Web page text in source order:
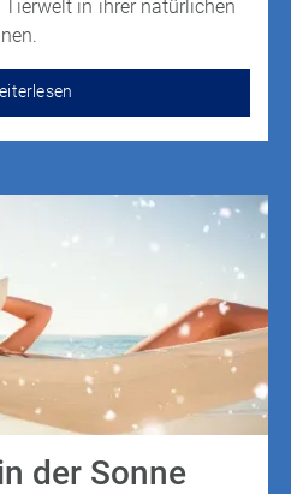
in ihrer natürlichen
der Sonne